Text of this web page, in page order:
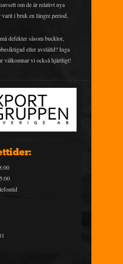
om de är relativt nya
varit i bruk en längre period.
defekter såsom bucklor,
eller avställd? Inga
välkomnar vi också hjärtligt!